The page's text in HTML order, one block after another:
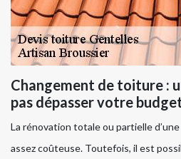
Changement de toiture :
pas dépasser votre
La rénovation totale ou partielle
assez coûteuse. Toutefois, il est